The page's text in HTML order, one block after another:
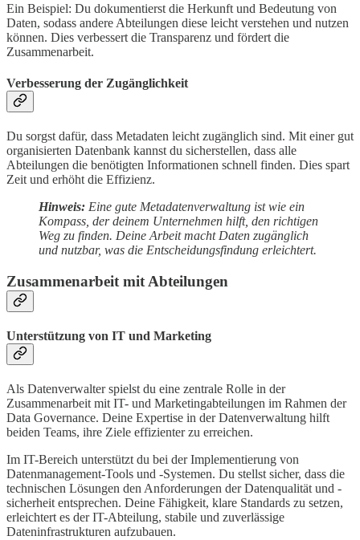
Ein Beispiel: Du dokumentierst die Herkunft und Bedeutung von
Daten, sodass andere Abteilungen diese leicht verstehen und nutzen
können. Dies verbessert die Transparenz und fördert die
Zusammenarbeit.
Verbesserung der Zugänglichkeit
Du sorgst dafür, dass Metadaten leicht zugänglich sind. Mit einer gut
organisierten Datenbank kannst du sicherstellen, dass alle
Abteilungen die benötigten Informationen schnell finden. Dies spart
Zeit und erhöht die Effizienz.
Hinweis: Eine gute Metadatenverwaltung ist wie ein
Kompass, der deinem Unternehmen hilft, den richtigen
Weg zu finden. Deine Arbeit macht Daten zugänglich
und nutzbar, was die Entscheidungsfindung erleichtert.
Zusammenarbeit mit Abteilungen
Unterstützung von IT und Marketing
Als Datenverwalter spielst du eine zentrale Rolle in der
Zusammenarbeit mit IT- und Marketingabteilungen im Rahmen der
Data Governance. Deine Expertise in der Datenverwaltung hilft
beiden Teams, ihre Ziele effizienter zu erreichen.
Im IT-Bereich unterstützt du bei der Implementierung von
Datenmanagement-Tools und -Systemen. Du stellst sicher, dass die
technischen Lösungen den Anforderungen der Datenqualität und -
sicherheit entsprechen. Deine Fähigkeit, klare Standards zu setzen,
erleichtert es der IT-Abteilung, stabile und zuverlässige
Dateninfrastrukturen aufzubauen.